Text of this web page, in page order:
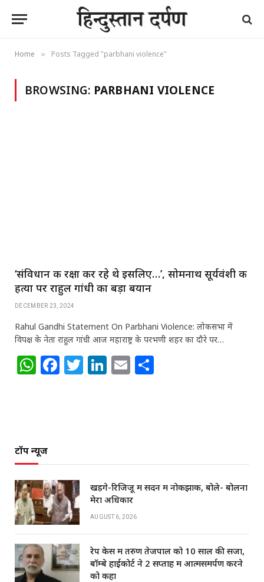
Home » Posts Tagged "parbhani violence"
BROWSING: PARBHANI VIOLENCE
‘संविधान की रक्षा कर रहे थे इसलिए…’, सोमनाथ सूर्यवंशी की
हत्या पर राहुल गांधी का बड़ा बयान
DECEMBER 23, 2024
Rahul Gandhi Statement On Parbhani Violence: लोकसभा में
विपक्ष के नेता राहुल गांधी आज महाराष्ट्र के परभणी शहर का दौरे पर…
W
p
p
F
o
o
k
T Li
n
E
टॉप न्यूज
खड़गे-रिजिजू में सदन में नोकझोंक, बोले- बोलना
मेरा अधिकार
AUGUST 6, 2026
रेप केस में तरुण तेजपाल को 10 साल की सजा,
बॉम्बे हाईकोर्ट ने 2 सप्ताह में आत्मसमर्पण करने
को कहा